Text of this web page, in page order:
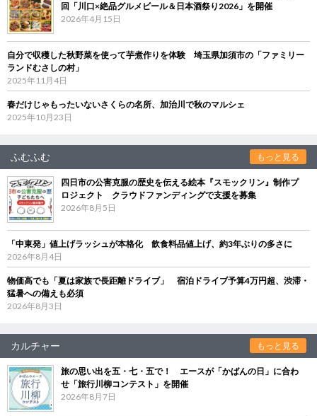
回「川口×絶品グルメビール＆日本酒祭り2026」を開催
2026年4月15日
自分で収穫した秋野菜を使って芋煮作りを体験 埼玉県加須市の「ファミリー
ランドむさしの村」
2025年11月4日
春だけじゃもったいないさくらの名所、加治川で秋のマルシェ
2025年10月23日
ふむふむ もっと見る
四日市の公害克服の歴史を伝える絵本『スモックリン』制作プ
ロジェクト クラウドファンディングで支援を募集
2026年8月5日
「中東発」値上げラッシュが本格化 飲食料品値上げ、約3年ぶりの多さに
2026年8月4日
物価高でも「夏は家族で長距離ドライブ」 宿泊ドライブ予算4万円超、渋滞・
猛暑への備えも必須
2026年8月3日
カルチャー もっと見る
旅の思い出を五・七・五で！ エースが「かばんの日」に合わ
せ「旅行川柳コンテスト」を開催
2026年8月7日